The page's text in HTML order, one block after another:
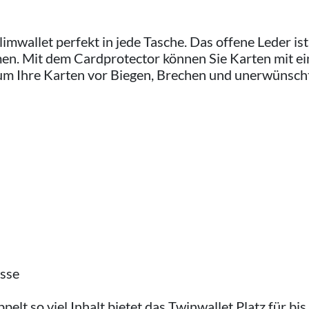
perfekt in jede Tasche. Das offene Leder
Mit dem Cardprotector können Sie Karten mit
Ihre Karten vor Biegen, Brechen und